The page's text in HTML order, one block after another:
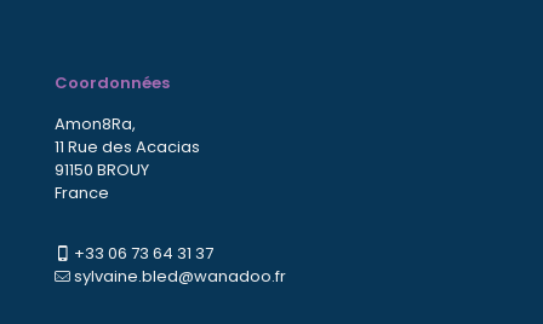
Coordonnées
Amon8Ra,
11 Rue des Acacias
91150 BROUY
France
+33 06 73 64 31 37
sylvaine.bled@wanadoo.fr